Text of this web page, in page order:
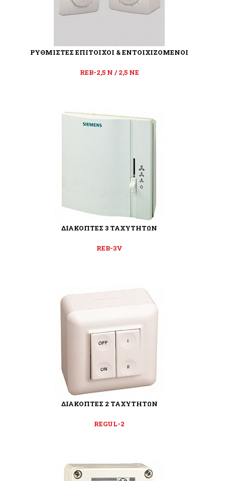
ΡΥΘΜΙΣΤΕΣ ΕΠΙΤΟΙΧΟΙ & ΕΝΤΟΙΧΙΖΟΜΕΝΟΙ
REB-2,5 Ν / 2,5 NE
ΔΙΑΚΟΠΤΕΣ 3 ΤΑΧΥΤΗΤΩΝ
REB-3V
ΔΙΑΚΟΠΤΕΣ 2 ΤΑΧΥΤΗΤΩΝ
REGUL-2